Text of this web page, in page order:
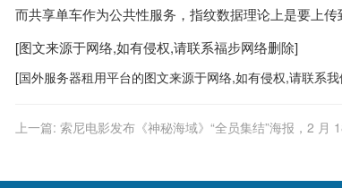
而共享单车作为公共性服务，指纹数据理论上是要上
[图文来源于网络,如有侵权,请联系福步网络删除]
[国外服务器租用平台的图文来源于网络,如有侵权,请联系
上一篇: 索尼电影发布《神秘海域》“全员集结”海报，2 月